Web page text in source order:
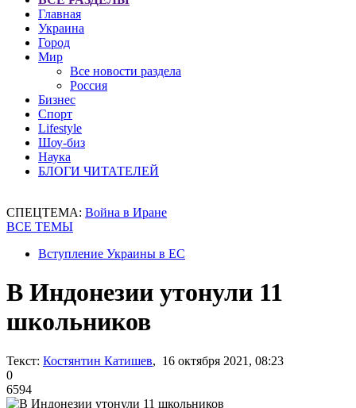
Главная
Украина
Город
Мир
Все новости раздела
Россия
Бизнес
Спорт
Lifestyle
Шоу-биз
Наука
БЛОГИ ЧИТАТЕЛЕЙ
СПЕЦТЕМА: Война в Иране
ВСЕ ТЕМЫ
Вступление Украины в ЕС
В Индонезии утонули 11
школьников
Текст: Костянтин Катишев, 16 октября 2021, 08:23
0
6594